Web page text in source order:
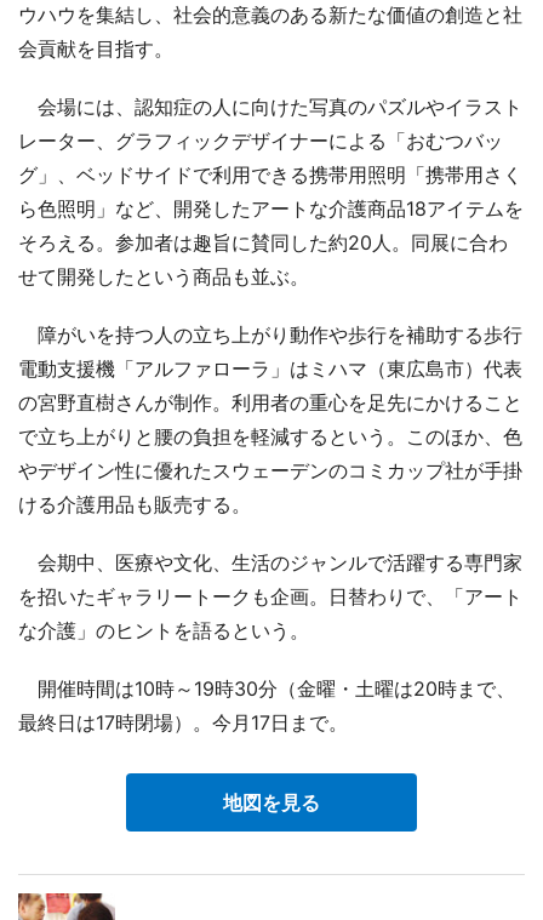
ウハウを集結し、社会的意義のある新たな価値の創造と社
会貢献を目指す。
会場には、認知症の人に向けた写真のパズルやイラスト
レーター、グラフィックデザイナーによる「おむつバッ
グ」、ベッドサイドで利用できる携帯用照明「携帯用さく
ら色照明」など、開発したアートな介護商品18アイテムを
そろえる。参加者は趣旨に賛同した約20人。同展に合わ
せて開発したという商品も並ぶ。
障がいを持つ人の立ち上がり動作や歩行を補助する歩行
電動支援機「アルファローラ」はミハマ（東広島市）代表
の宮野直樹さんが制作。利用者の重心を足先にかけること
で立ち上がりと腰の負担を軽減するという。このほか、色
やデザイン性に優れたスウェーデンのコミカップ社が手掛
ける介護用品も販売する。
会期中、医療や文化、生活のジャンルで活躍する専門家
を招いたギャラリートークも企画。日替わりで、「アート
な介護」のヒントを語るという。
開催時間は10時～19時30分（金曜・土曜は20時まで、
最終日は17時閉場）。今月17日まで。
地図を見る